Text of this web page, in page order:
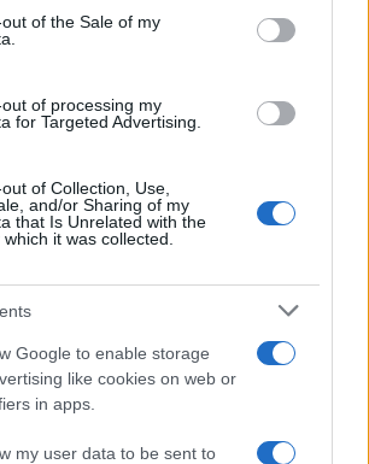
of the Sale of my
of processing my
for Targeted Advertising.
of Collection, Use,
and/or Sharing of my
that Is Unrelated with the
it was collected.
Google to enable storage
like cookies on web or
in apps.
my user data to be sent to